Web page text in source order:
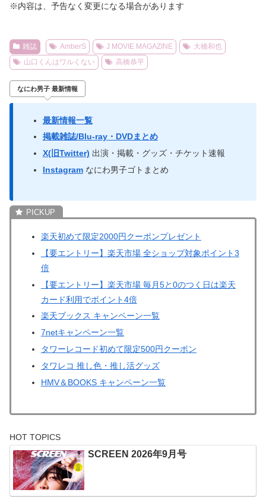
※内容は、予告なく変更になる場合があります
雑誌 AmberS J MOVIE MAGAZINE
大橋和也
山口くんはワルくない
高橋恭平
なにわ男子 最新情報
最新情報一覧
掲載雑誌/Blu-ray・DVDまとめ
X(旧Twitter) 出演・掲載・グッズ・チケット速報
Instagramなにわ男子ゴトまとめ
楽天初めて限定2000円クーポンプレゼント
【要エントリー】楽天市場 全ショップ対象ポイント3
倍
【要エントリー】楽天市場 毎月5と0のつく日は楽天
カード利用でポイント4倍
楽天ブックス キャンペーン一覧
7netキャンペーン一覧
タワーレコード初めて限定500円クーポン
タワレコ 推し色・推し活グッズ
HMV＆BOOKS キャンペーン一覧
HOT TOPICS
SCREEN 2026年9月号